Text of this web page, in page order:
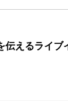
伝えるライブ